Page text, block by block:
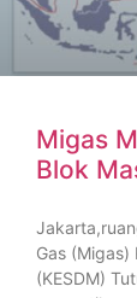
Migas
Blok
Gas (Migas)
(KESDM)